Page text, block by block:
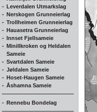
- Leverdalen Utmarkslag
- Nerskogen Grunneierlag
- Trollheimen Grunneierlag
- Hauasetra Grunneierlag
- Innset Fjellsameie
- Minillkroken og Heldalen
Sameie
- Svartdalen Sameie
- Jøldalen Sameie
- Hoset-Haugen Sameie
- Åshamna Sameie
- Rennebu Bondelag